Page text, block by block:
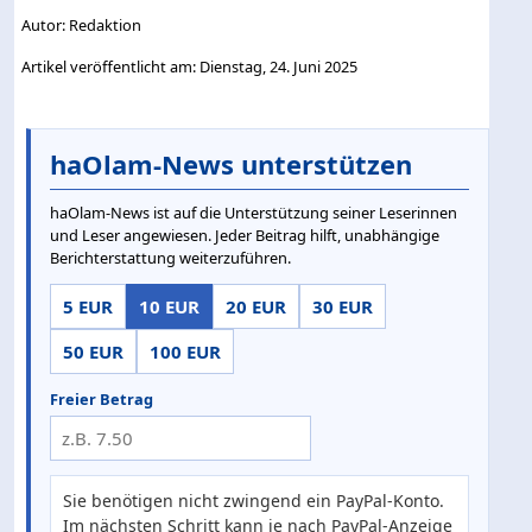
Autor: Redaktion
Artikel veröffentlicht am: Dienstag, 24. Juni 2025
haOlam-News unterstützen
haOlam-News ist auf die Unterstützung seiner Leserinnen
und Leser angewiesen. Jeder Beitrag hilft, unabhängige
Berichterstattung weiterzuführen.
5 EUR 10 EUR 20 EUR
30 EUR
50 EUR
100 EUR
Freier Betrag
Sie benötigen nicht zwingend ein PayPal-Konto.
Im nächsten Schritt kann je nach PayPal-Anzeige